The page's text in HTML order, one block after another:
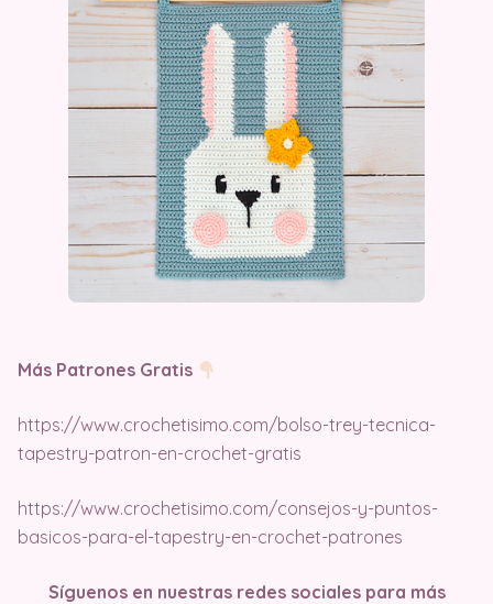
Más Patrones Gratis
https://www.crochetisimo.com/bolso-trey-tecnica-
tapestry-patron-en-crochet-gratis
https://www.crochetisimo.com/consejos-y-puntos-
basicos-para-el-tapestry-en-crochet-patrones
Síguenos en nuestras redes sociales para más